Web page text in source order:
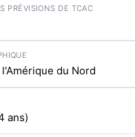
du Nord
ans)